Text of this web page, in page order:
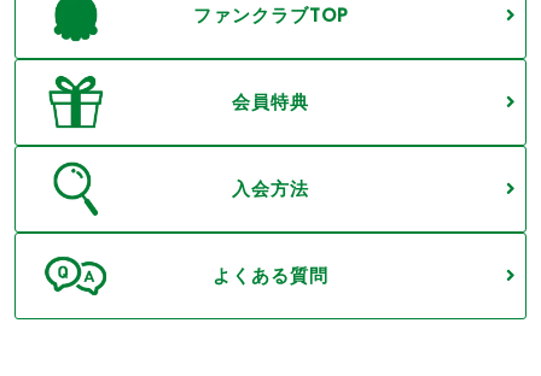
ファンクラブTOP
会員特典
入会方法
よくある質問